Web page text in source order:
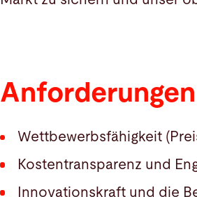
Wettbewerbsfähigkeit
Kostentransparenz und
Innovationskraft und die